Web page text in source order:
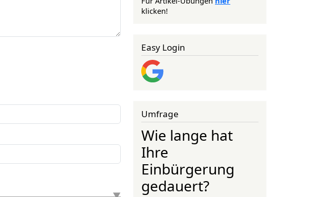
klicken!
Easy Login
Umfrage
Wie lange hat
Ihre
Einbürgerung
gedauert?